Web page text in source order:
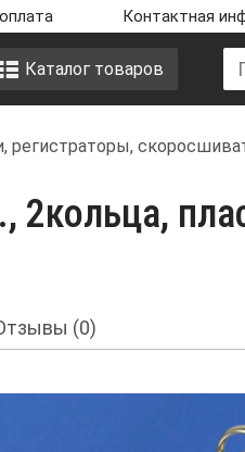
Контактная
Каталог товаров
регистраторы,
(0)